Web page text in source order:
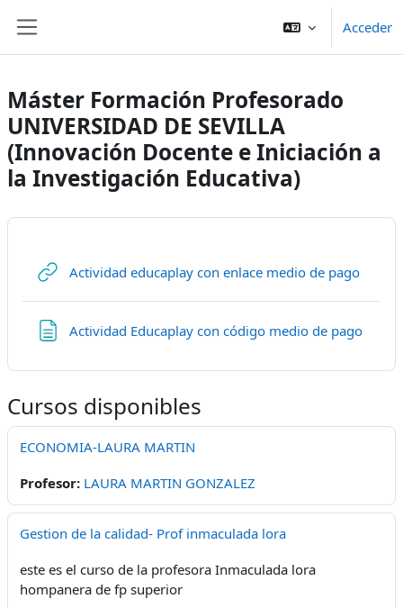
Acceder
Máster Formación Profesorado
UNIVERSIDAD DE SEVILLA
(Innovación Docente e Iniciación a
la Investigación Educativa)
Actividad educaplay con enlace medio de pagoURL
Actividad Educaplay con código medio de pagoPágina
Cursos disponibles
ECONOMIA-LAURA MARTIN
Profesor: LAURA MARTIN GONZALEZ
Gestion de la calidad- Prof inmaculada lora
este es el curso de la profesora Inmaculada lora
hompanera de fp superior